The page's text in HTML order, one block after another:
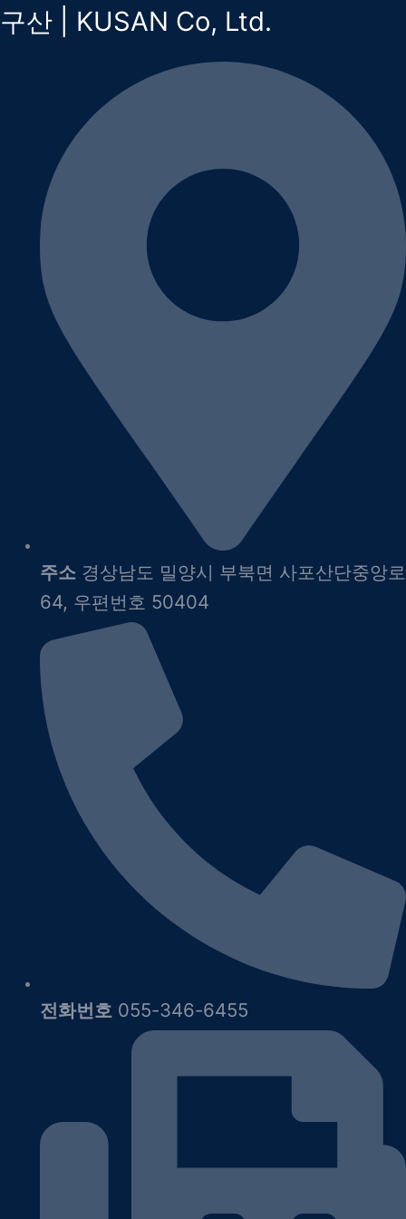
구산 | KUSAN Co, Ltd.
주소경상남도 밀양시 부북면 사포산단중앙로
64, 우편번호 50404
전화번호055-346-6455